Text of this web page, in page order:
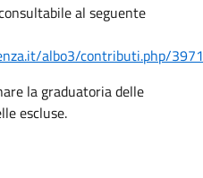
al seguente
albo3/contributi.php/
la graduatoria delle
escluse.